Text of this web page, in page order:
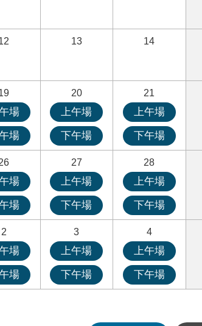
13 14
場
場
20
上午場
下午場
21
上午場
下午場
場
場
27
上午場
下午場
28
上午場
下午場
2
場
場
3
上午場
下午場
4
上午場
下午場